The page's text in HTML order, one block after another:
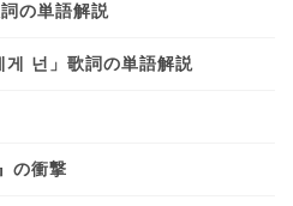
の単語解説
게 넌」歌詞の単語解説
の衝撃